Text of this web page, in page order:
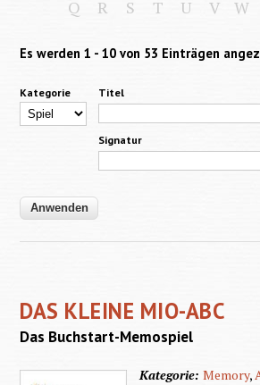
Q
R S T U V W
Es werden 1 - 10 von 53 Einträgen
Kategorie Titel
Signatur
DAS KLEINE MIO-ABC
Das Buchstart-Memospiel
Kategorie:Memory,